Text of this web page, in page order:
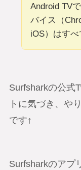
Android TV
バイス（
iOS）はす
Surfsharkの公式
トに気づき、や
です↑
Surfsharkのアプ